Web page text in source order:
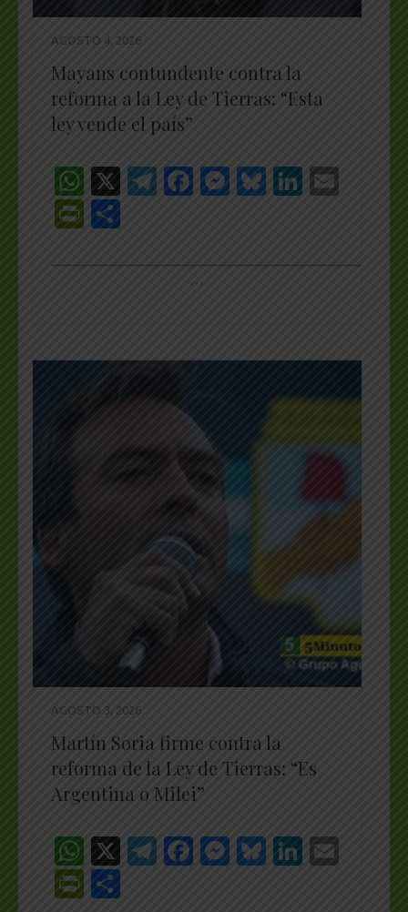
AGOSTO 4, 2026
Mayans contundente contra la
reforma a la Ley de Tierras: “Esta
ley vende el país”
WhatsApp
X Telegram
Facebook
Messenger
Bluesky
PrintFriendly
…
AGOSTO 3, 2026
Martín Soria firme contra la
reforma de la Ley de Tierras: “Es
Argentina o Milei”
WhatsApp
X Telegram
Facebook
Messenger
Bluesky
PrintFriendly